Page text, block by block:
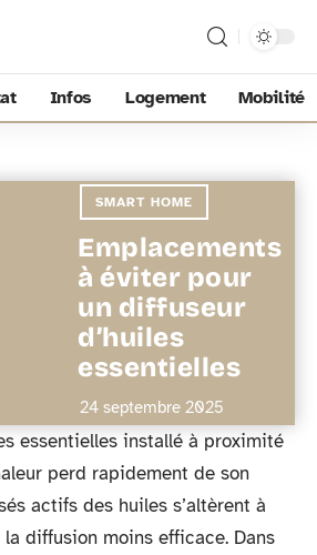
Infos Logement Mobilité
SMART HOME
Emplacements
à éviter pour
un diffuseur
d’huiles
essentielles
24 septembre 2025
essentielles installé à proximité
perd rapidement de son
actifs des huiles s’altèrent à
diffusion moins efficace. Dans